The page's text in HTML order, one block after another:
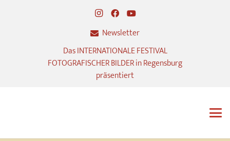
Newsletter
Das INTERNATIONALE FESTIVAL
FOTOGRAFISCHER BILDER in Regensburg
präsentiert